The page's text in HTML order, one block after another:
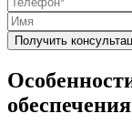
Получить
обеспечения